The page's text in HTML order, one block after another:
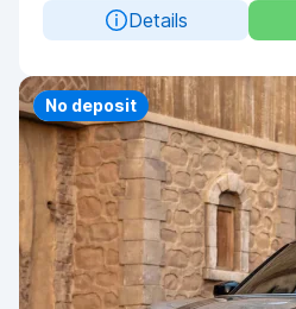
Details
Priority
No deposit